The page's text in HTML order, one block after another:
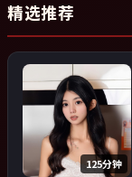
精选推荐
125分钟